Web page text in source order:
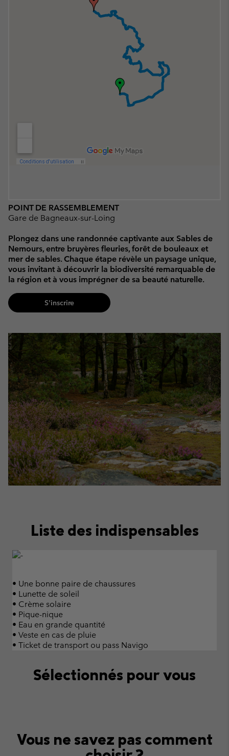
POINT DE RASSEMBLEMENT
Gare de Bagneaux-sur-Loing
Plongez dans une randonnée captivante aux Sables de
Nemours, entre bruyères fleuries, forêt de bouleaux et
mer de sables. Chaque étape révèle un paysage unique,
vous invitant à découvrir la biodiversité remarquable de
la région et à vous imprégner de sa beauté naturelle.
S'inscrire
Liste des indispensables
• Une bonne paire de chaussures
• Lunette de soleil
• Crème solaire
• Pique-nique
• Eau en grande quantité
• Veste en cas de pluie
• Ticket de transport ou pass Navigo
Sélectionnés pour vous
Vous ne savez pas comment